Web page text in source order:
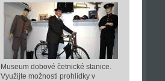
Museum dobové četnické stanice.
Využijte možnosti prohlídky v